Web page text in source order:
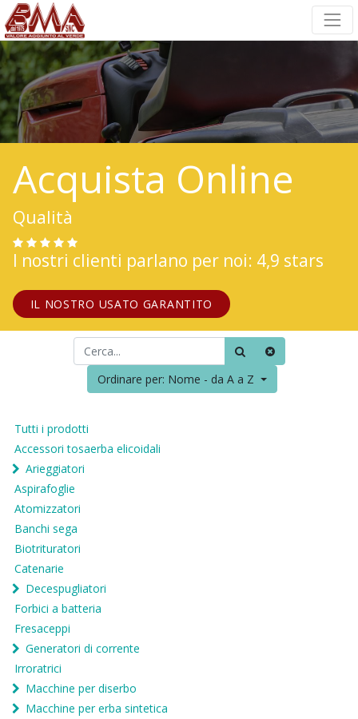
Acquista Online
Qualità
I nostri clienti parlano per noi: 4,9 stars
IL NOSTRO USATO GARANTITO
Ordinare per: Nome - da A a Z
Tutti i prodotti
Accessori tosaerba elicoidali
Arieggiatori
Aspirafoglie
Atomizzatori
Banchi sega
Biotrituratori
Catenarie
Decespugliatori
Forbici a batteria
Fresaceppi
Generatori di corrente
Irroratrici
Macchine per diserbo
Macchine per erba sintetica